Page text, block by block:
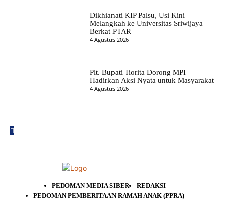
Dikhianati KIP Palsu, Usi Kini
Melangkah ke Universitas Sriwijaya
Berkat PTAR
4 Agustus 2026
Plt. Bupati Tiorita Dorong MPI
Hadirkan Aksi Nyata untuk Masyarakat
4 Agustus 2026
PEDOMAN MEDIA SIBER
REDAKSI
PEDOMAN PEMBERITAAN RAMAH ANAK (PPRA)